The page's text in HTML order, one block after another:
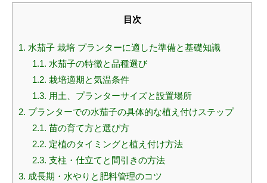
目次
1. 水茄子 栽培 プランターに適した準備と基礎知識
1.1. 水茄子の特徴と品種選び
1.2. 栽培適期と気温条件
1.3. 用土、プランターサイズと設置場所
2. プランターでの水茄子の具体的な植え付けステップ
2.1. 苗の育て方と選び方
2.2. 定植のタイミングと植え付け方法
2.3. 支柱・仕立てと間引きの方法
3. 成長期・水やりと肥料管理のコツ